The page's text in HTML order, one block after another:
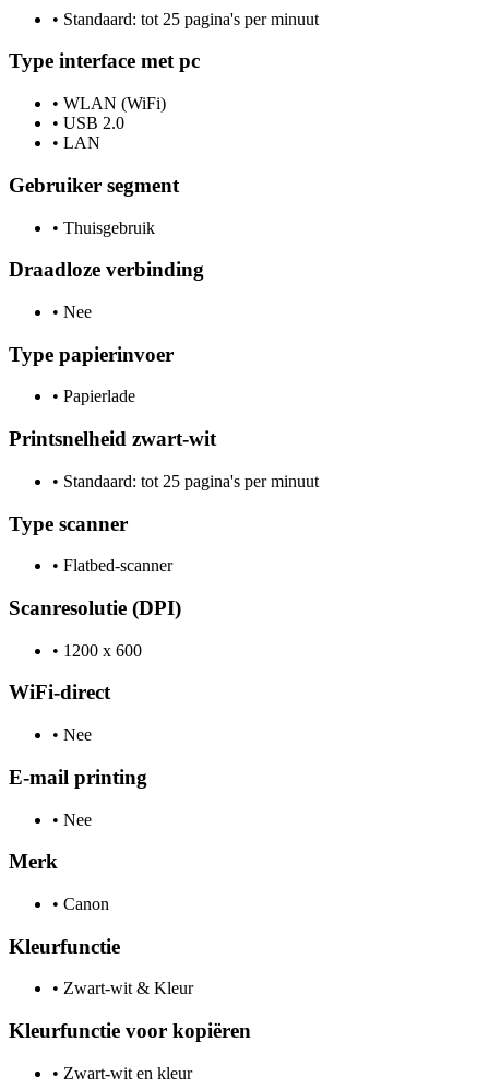
• Standaard: tot 25 pagina's per minuut
Type interface met pc
• WLAN (WiFi)
• USB 2.0
• LAN
Gebruiker segment
• Thuisgebruik
Draadloze verbinding
• Nee
Type papierinvoer
• Papierlade
Printsnelheid zwart-wit
• Standaard: tot 25 pagina's per minuut
Type scanner
• Flatbed-scanner
Scanresolutie (DPI)
• 1200 x 600
WiFi-direct
• Nee
E-mail printing
• Nee
Merk
• Canon
Kleurfunctie
• Zwart-wit & Kleur
Kleurfunctie voor kopiëren
• Zwart-wit en kleur